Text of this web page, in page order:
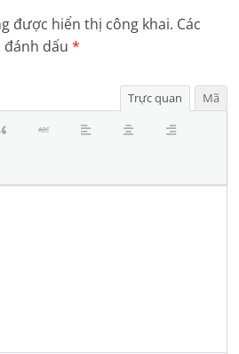
được hiển thị công khai. Các
đánh dấu*
Trực quan Mã